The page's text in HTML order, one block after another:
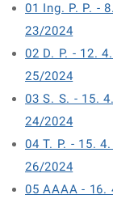
01 Ing. P. P. -
23/2024
02 D. P. - 12.
25/2024
03 S. S. - 15.
24/2024
04 T. P. - 15.
26/2024
05 AAAA - 16.